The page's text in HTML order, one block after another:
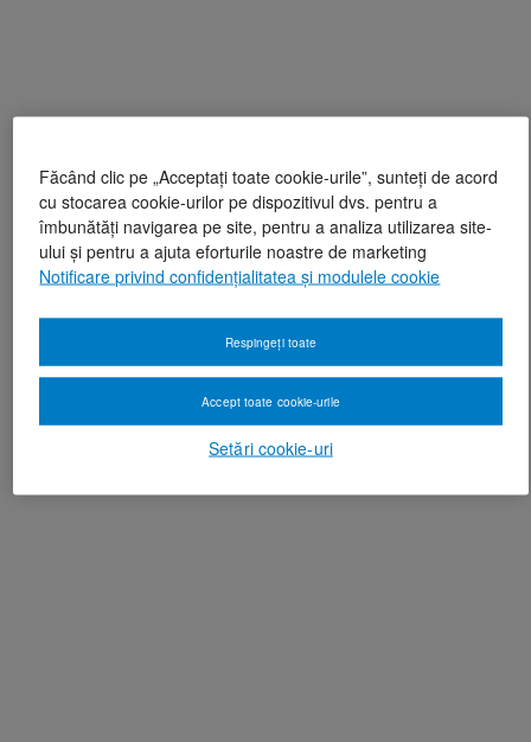
Făcând clic pe „Acceptați toate cookie-urile”, sunteți de acord
cu stocarea cookie-urilor pe dispozitivul dvs. pentru a
îmbunătăți navigarea pe site, pentru a analiza utilizarea site-
ului și pentru a ajuta eforturile noastre de marketing
Notificare privind confidențialitatea și modulele cookie
Setări cookie-uri
Respingeți toate
Accept toate cookie-urile